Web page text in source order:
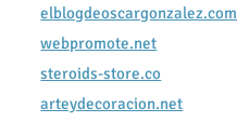
elblogdeoscargonzalez.com
webpromote.net
steroids-store.co
arteydecoracion.net